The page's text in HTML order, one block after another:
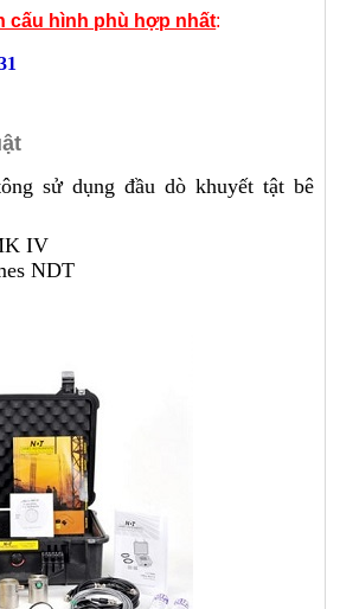
cấu hình phù hợp nhất:
sử dụng đầu dò khuyết tật bê
IV
NDT